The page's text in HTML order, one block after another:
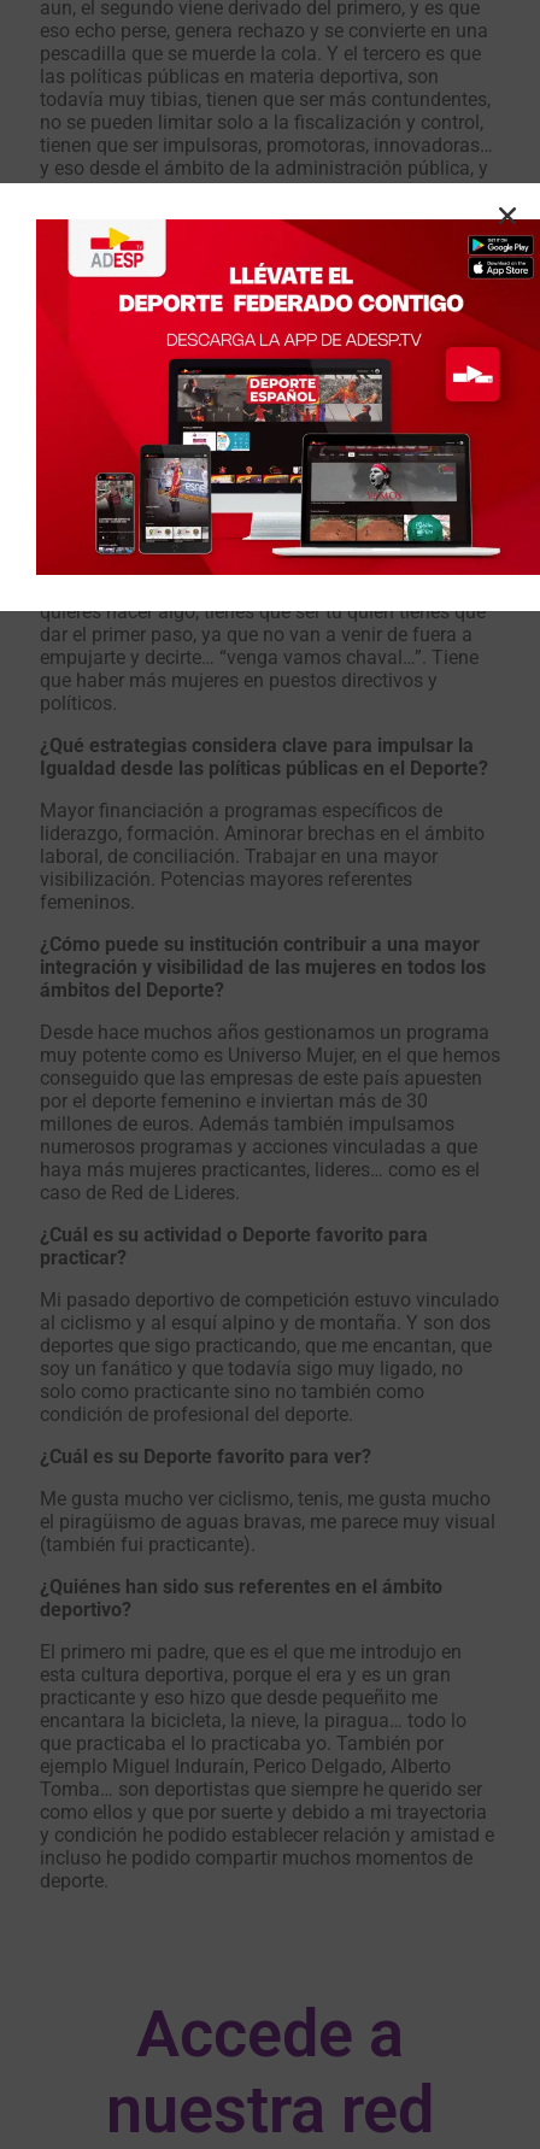
aun, el segundo viene derivado del primero, y es que
eso echo perse, genera rechazo y se convierte en una
pescadilla que se muerde la cola. Y el tercero es que
las políticas públicas en materia deportiva, son
todavía muy tibias, tienen que ser más contundentes,
no se pueden limitar solo a la fiscalización y control,
tienen que ser impulsoras, promotoras, innovadoras…
y eso desde el ámbito de la administración pública, y
hablo con conocimiento de causa, no es así,
lamentablemente no es así. Hacen falta liderazgos
solidos que sepan y que se lo crean.
¿Qué importancia tiene para usted visibilizar las
acciones de las mujeres desde las instituciones para
Son fundamentales. Las instituciones son el elemento
tractor. Son las que legislan, las que financian, las que
patrocinan… y eso genera un efecto de arrastre que
hace que luego el resto vaya detrás.
¿Qué mensaje daría a las mujeres que quieren
incidir en el Deporte a través de la función pública o
la política?
Que tiene que dar un paso al frente y tienen que
quieres hacer algo, tienes que ser tu quien tienes que
dar el primer paso, ya que no van a venir de fuera a
empujarte y decirte… “venga vamos chaval…”. Tiene
que haber más mujeres en puestos directivos y
políticos.
¿Qué estrategias considera clave para impulsar la
Igualdad desde las políticas públicas en el Deporte?
Mayor financiación a programas específicos de
liderazgo, formación. Aminorar brechas en el ámbito
laboral, de conciliación. Trabajar en una mayor
visibilización. Potencias mayores referentes
femeninos.
¿Cómo puede su institución contribuir a una mayor
integración y visibilidad de las mujeres en todos los
ámbitos del Deporte?
Desde hace muchos años gestionamos un programa
muy potente como es Universo Mujer, en el que hemos
conseguido que las empresas de este país apuesten
por el deporte femenino e inviertan más de 30
millones de euros. Además también impulsamos
numerosos programas y acciones vinculadas a que
haya más mujeres practicantes, lideres… como es el
caso de Red de Lideres.
¿Cuál es su actividad o Deporte favorito para
practicar?
Mi pasado deportivo de competición estuvo vinculado
al ciclismo y al esquí alpino y de montaña. Y son dos
deportes que sigo practicando, que me encantan, que
soy un fanático y que todavía sigo muy ligado, no
solo como practicante sino no también como
condición de profesional del deporte.
¿Cuál es su Deporte favorito para ver?
Me gusta mucho ver ciclismo, tenis, me gusta mucho
el piragüismo de aguas bravas, me parece muy visual
(también fui practicante).
¿Quiénes han sido sus referentes en el ámbito
deportivo?
El primero mi padre, que es el que me introdujo en
esta cultura deportiva, porque el era y es un gran
practicante y eso hizo que desde pequeñito me
encantara la bicicleta, la nieve, la piragua… todo lo
que practicaba el lo practicaba yo. También por
ejemplo Miguel Induraín, Perico Delgado, Alberto
Tomba… son deportistas que siempre he querido ser
como ellos y que por suerte y debido a mi trayectoria
y condición he podido establecer relación y amistad e
incluso he podido compartir muchos momentos de
deporte.
Accede a
nuestra red​